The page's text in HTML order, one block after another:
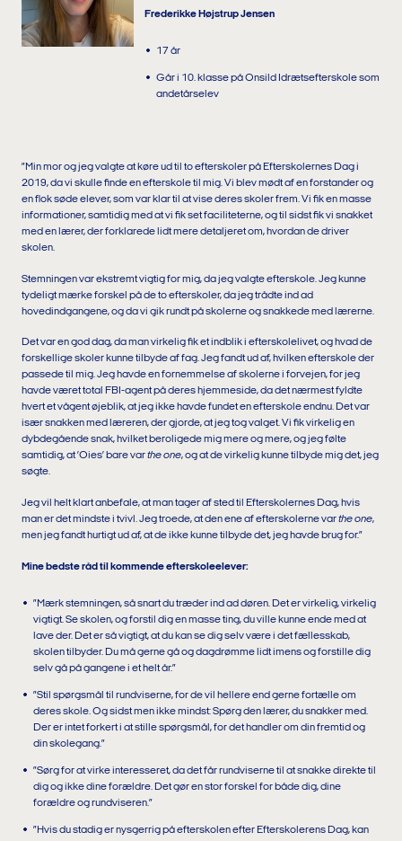
Frederikke Højstrup Jensen
17 år
Går i 10. klasse på Onsild Idrætsefterskole som
andetårselev
”Min mor og jeg valgte at køre ud til to efterskoler på Efterskolernes Dag i
2019, da vi skulle finde en efterskole til mig. Vi blev mødt af en forstander og
en flok søde elever, som var klar til at vise deres skoler frem. Vi fik en masse
informationer, samtidig med at vi fik set faciliteterne, og til sidst fik vi snakket
med en lærer, der forklarede lidt mere detaljeret om, hvordan de driver
skolen.
Stemningen var ekstremt vigtig for mig, da jeg valgte efterskole. Jeg kunne
tydeligt mærke forskel på de to efterskoler, da jeg trådte ind ad
hovedindgangene, og da vi gik rundt på skolerne og snakkede med lærerne.
Det var en god dag, da man virkelig fik et indblik i efterskolelivet, og hvad de
forskellige skoler kunne tilbyde af fag. Jeg fandt ud af, hvilken efterskole der
passede til mig. Jeg havde en fornemmelse af skolerne i forvejen, for jeg
havde været total FBI-agent på deres hjemmeside, da det nærmest fyldte
hvert et vågent øjeblik, at jeg ikke havde fundet en efterskole endnu. Det var
især snakken med læreren, der gjorde, at jeg tog valget. Vi fik virkelig en
dybdegående snak, hvilket beroligede mig mere og mere, og jeg følte
samtidig, at ’Oies’ bare varthe one, og at de virkelig kunne tilbyde mig det, jeg
søgte.
Jeg vil helt klart anbefale, at man tager af sted til Efterskolernes Dag, hvis
man er det mindste i tvivl. Jeg troede, at den ene af efterskolerne varthe one,
men jeg fandt hurtigt ud af, at de ikke kunne tilbyde det, jeg havde brug for.”
Mine bedste råd til kommende efterskoleelever:
”Mærk stemningen, så snart du træder ind ad døren. Det er virkelig, virkelig
vigtigt. Se skolen, og forstil dig en masse ting, du ville kunne ende med at
lave der. Det er så vigtigt, at du kan se dig selv være i det fællesskab,
skolen tilbyder. Du må gerne gå og dagdrømme lidt imens og forstille dig
selv gå på gangene i et helt år.”
”Stil spørgsmål til rundviserne, for de vil hellere end gerne fortælle om
deres skole. Og sidst men ikke mindst: Spørg den lærer, du snakker med.
Der er intet forkert i at stille spørgsmål, for det handler om din fremtid og
din skolegang.”
”Sørg for at virke interesseret, da det får rundviserne til at snakke direkte til
dig og ikke dine forældre. Det gør en stor forskel for både dig, dine
forældre og rundviseren.”
”Hvis du stadig er nysgerrig på efterskolen efter Efterskolerens Dag, kan